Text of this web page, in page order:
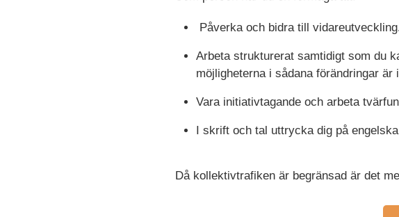
Påverka och bidra till
Arbeta strukturerat samtidigt som du
möjligheterna i sådana förändringar är
Vara initiativtagande och arbeta
I skrift och tal uttrycka dig på
Då kollektivtrafiken är begränsad är det